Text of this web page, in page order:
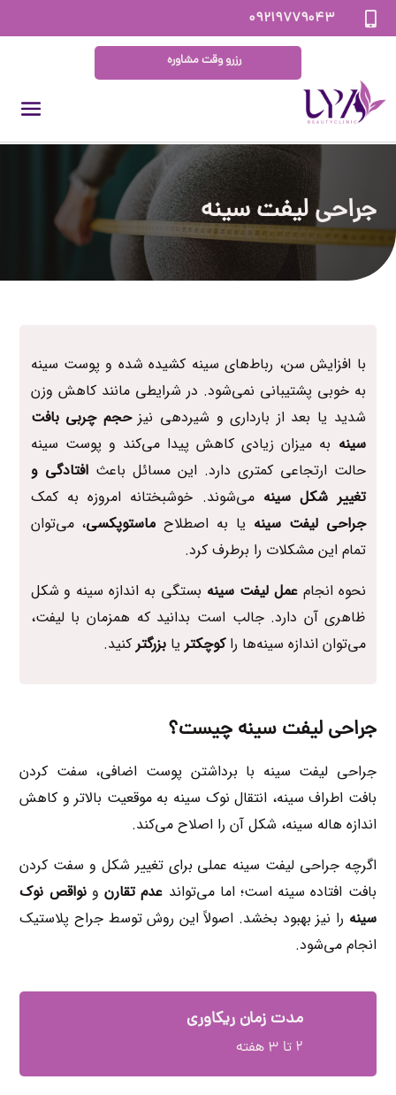
 ۰۹۲۱۹۷۷۹۰۴۳
رزرو وقت مشاوره
جراحی لیفت سینه
با افزایش سن، رباط‌های سینه‌ کشیده شده و پوست سینه
به خوبی پشتیبانی نمی‌شود. در شرایطی مانند کاهش وزن
شدید یا بعد از بارداری و شیردهی نیزحجم چربی بافت
سینه به میزان زیادی کاهش پیدا می‌کند و پوست سینه
حالت ارتجاعی کمتری دارد. این مسائل باعثافتادگی و
تغییر شکل سینه می‌شوند. خوشبختانه امروزه به کمک
جراحی لیفت سینه یا به اصطلاح ماستوپکسی، می‌توان
تمام این مشکلات را برطرف کرد.
نحوه انجامعمل لیفت سینه بستگی به اندازه سینه و شکل
ظاهری آن دارد. جالب است بدانید که همزمان با لیفت،
می‌توان اندازه سینه‌ها راکوچکتر یابزرگتر کنید.
جراحی لیفت سینه چیست؟
جراحی لیفت سینه با برداشتن پوست اضافی، سفت کردن
بافت اطراف سینه، انتقال نوک سینه به موقعیت بالاتر و کاهش
اندازه هاله سینه، شکل آن را اصلاح می‌کند.
اگرچه جراحی لیفت سینه عملی برای تغییر شکل و سفت کردن
بافت افتاده سینه است؛ اما می‌تواند عدم تقارنونواقص نوک
سینه را نیز بهبود بخشد. اصولاً این روش توسط جراح پلاستیک
انجام می‌شود.
مدت زمان ریکاوری
۲ تا ۳ هفته